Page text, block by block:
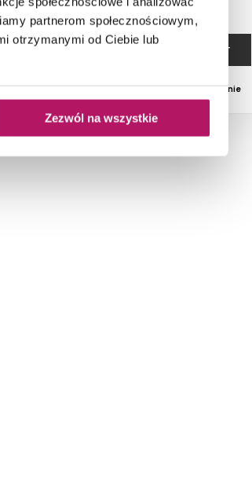
partnerom społecznościowym,
otrzymanymi od Ciebie lub
Zezwól na wszystkie
m2
ZOBACZ PRODUKT
Dostępność:na zamówienie